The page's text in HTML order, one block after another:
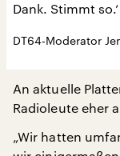
Dank. Stimmt so.‘
DT64-Moderator
An aktuelle
Radioleute eher
„Wir hatten